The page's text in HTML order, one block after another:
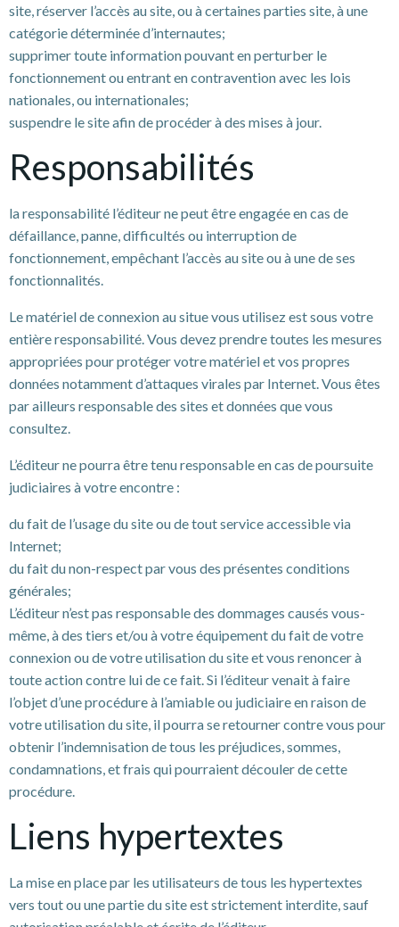
site, réserver l’accès au site, ou à certaines parties site, à une
catégorie déterminée d’internautes;
supprimer toute information pouvant en perturber le
fonctionnement ou entrant en contravention avec les lois
nationales, ou internationales;
suspendre le site afin de procéder à des mises à jour.
Responsabilités
la responsabilité l’éditeur ne peut être engagée en cas de
défaillance, panne, difficultés ou interruption de
fonctionnement, empêchant l’accès au site ou à une de ses
fonctionnalités.
Le matériel de connexion au situe vous utilisez est sous votre
entière responsabilité. Vous devez prendre toutes les mesures
appropriées pour protéger votre matériel et vos propres
données notamment d’attaques virales par Internet. Vous êtes
par ailleurs responsable des sites et données que vous
consultez.
L’éditeur ne pourra être tenu responsable en cas de poursuite
judiciaires à votre encontre :
du fait de l’usage du site ou de tout service accessible via
Internet;
du fait du non-respect par vous des présentes conditions
générales;
L’éditeur n’est pas responsable des dommages causés vous-
même, à des tiers et/ou à votre équipement du fait de votre
connexion ou de votre utilisation du site et vous renoncer à
toute action contre lui de ce fait. Si l’éditeur venait à faire
l’objet d’une procédure à l’amiable ou judiciaire en raison de
votre utilisation du site, il pourra se retourner contre vous pour
obtenir l’indemnisation de tous les préjudices, sommes,
condamnations, et frais qui pourraient découler de cette
procédure.
Liens hypertextes
La mise en place par les utilisateurs de tous les hypertextes
vers tout ou une partie du site est strictement interdite, sauf